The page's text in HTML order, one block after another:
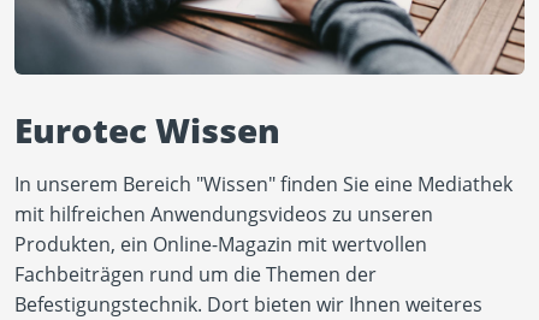
Eurotec Wissen
In unserem Bereich "Wissen" finden Sie eine Mediathek
mit hilfreichen Anwendungsvideos zu unseren
Produkten, ein Online-Magazin mit wertvollen
Fachbeiträgen rund um die Themen der
Befestigungstechnik. Dort bieten wir Ihnen weiteres